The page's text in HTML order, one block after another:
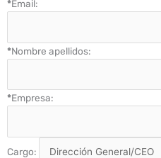
*Email:
*Nombre apellidos:
*Empresa:
Cargo: